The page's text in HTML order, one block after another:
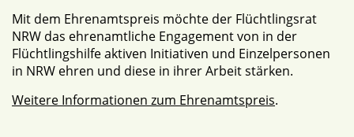
Mit dem Ehrenamtspreis möchte der Flüchtlingsrat
NRW das ehrenamtliche Engagement von in der
Flüchtlingshilfe aktiven Initiativen und Einzelpersonen
in NRW ehren und diese in ihrer Arbeit stärken.
Weitere Informationen zum Ehrenamtspreis.